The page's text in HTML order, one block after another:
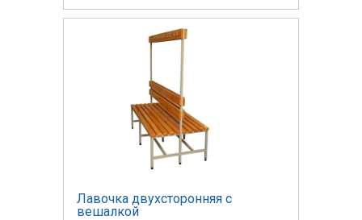
Лавочка двухсторонняя с
вешалкой